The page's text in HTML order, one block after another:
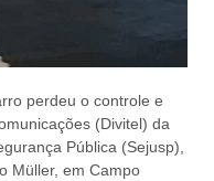
perdeu o controle e
(Divitel) da
Pública (Sejusp),
Müller, em Campo